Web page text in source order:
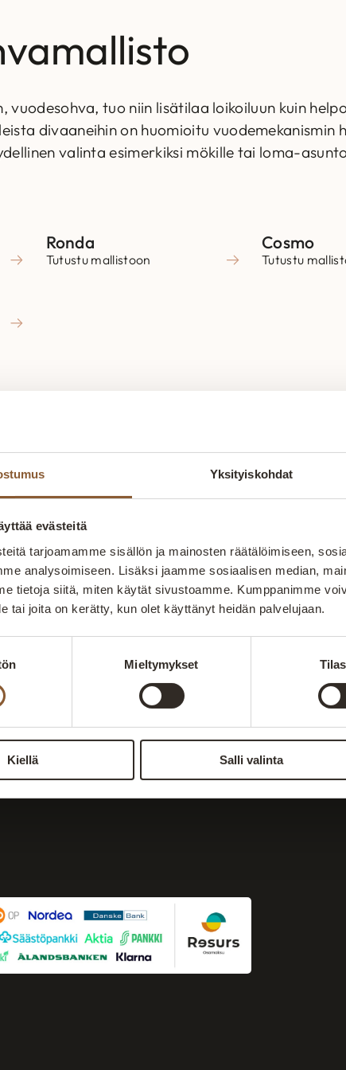
Yksityiskohdat
evästeitä
tarjoamamme sisällön ja mainosten räätälöimiseen,
analysoimiseen. Lisäksi jaamme sosiaalisen median,
tietoja siitä, miten käytät sivustoamme. Kumppanimme
tai joita on kerätty, kun olet käyttänyt heidän palvelujaan.
Mieltymykset
Kiellä Salli valinta
vuodesohva, tuo niin lisätilaa loikoiluun kuin
divaaneihin on huomioitu
valinta esimerkiksi mökille tai loma-
Ronda
Tutustu mallistoon
Cosmo
Tutustu
Liity
aikaa
Nopea toimitus
Postin ja matkahuollon kautta